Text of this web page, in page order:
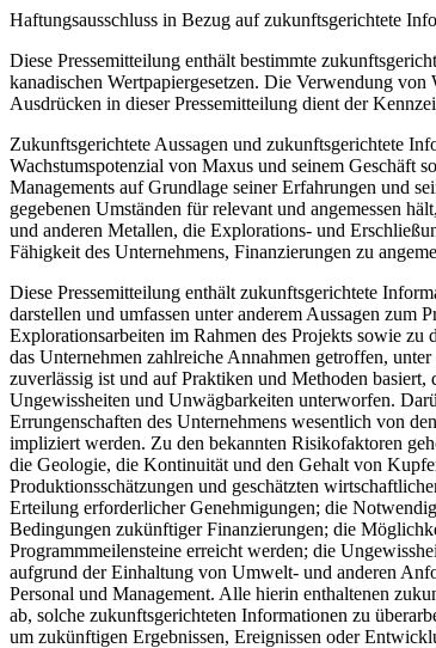
Haftungsausschluss in Bezug auf zukunftsgerichtete
Diese Pressemitteilung enthält bestimmte
kanadischen Wertpapiergesetzen. Die Verwendung
Ausdrücken in dieser Pressemitteilung dient der
Zukunftsgerichtete Aussagen und zukunftsgerichtete
Wachstumspotenzial von Maxus und seinem Geschäft
Managements auf Grundlage seiner Erfahrungen und
gegebenen Umständen für relevant und angemessen
und anderen Metallen, die Explorations- und
Fähigkeit des Unternehmens, Finanzierungen zu
Diese Pressemitteilung enthält zukunftsgerichtete
darstellen und umfassen unter anderem Aussagen
Explorationsarbeiten im Rahmen des Projekts sowie
das Unternehmen zahlreiche Annahmen getroffen,
zuverlässig ist und auf Praktiken und Methoden
Ungewissheiten und Unwägbarkeiten unterworfen.
Errungenschaften des Unternehmens wesentlich von
impliziert werden. Zu den bekannten Risikofaktoren
die Geologie, die Kontinuität und den Gehalt von
Produktionsschätzungen und geschätzten
Erteilung erforderlicher Genehmigungen; die
Bedingungen zukünftiger Finanzierungen; die
Programmmeilensteine erreicht werden; die
aufgrund der Einhaltung von Umwelt- und anderen
Personal und Management. Alle hierin enthaltenen
ab, solche zukunftsgerichteten Informationen zu
um zukünftigen Ergebnissen, Ereignissen oder